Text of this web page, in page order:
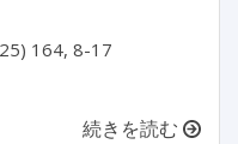
164, 8-17
続きを読む